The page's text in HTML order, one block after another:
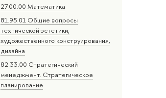
27.00.00 Математика
81.95.01 Общие вопросы
технической эстетики,
художественного конструирования,
дизайна
82.33.00 Стратегический
менеджмент. Стратегическое
планирование